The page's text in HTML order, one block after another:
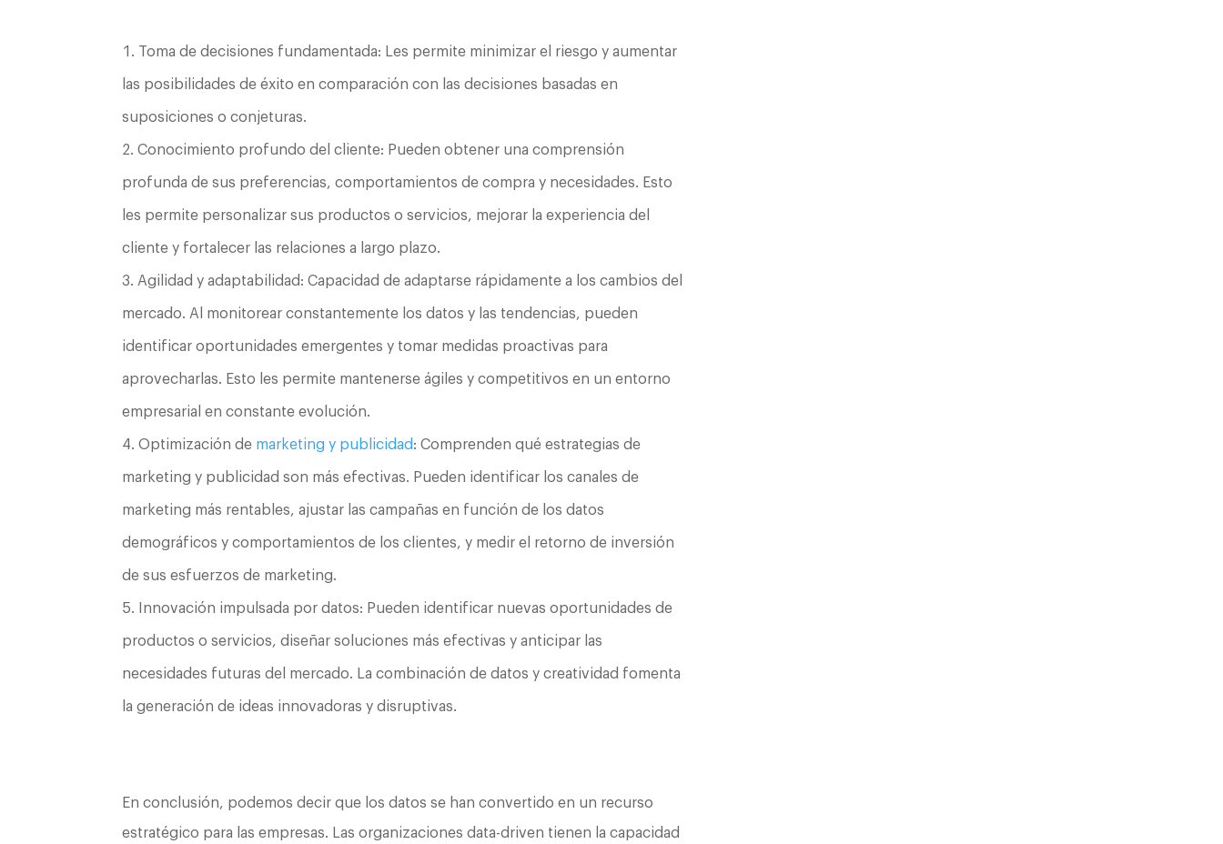
Toma de decisiones fundamentada: Les permite minimizar el riesgo y aumentar
las posibilidades de éxito en comparación con las decisiones basadas en
suposiciones o conjeturas.
Conocimiento profundo del cliente: Pueden obtener una comprensión
profunda de sus preferencias, comportamientos de compra y necesidades. Esto
les permite personalizar sus productos o servicios, mejorar la experiencia del
cliente y fortalecer las relaciones a largo plazo.
Agilidad y adaptabilidad: Capacidad de adaptarse rápidamente a los cambios del
mercado. Al monitorear constantemente los datos y las tendencias, pueden
identificar oportunidades emergentes y tomar medidas proactivas para
aprovecharlas. Esto les permite mantenerse ágiles y competitivos en un entorno
empresarial en constante evolución.
Optimización de marketing y publicidad: Comprenden qué estrategias de
marketing y publicidad son más efectivas. Pueden identificar los canales de
marketing más rentables, ajustar las campañas en función de los datos
demográficos y comportamientos de los clientes, y medir el retorno de inversión
de sus esfuerzos de marketing.
Innovación impulsada por datos: Pueden identificar nuevas oportunidades de
productos o servicios, diseñar soluciones más efectivas y anticipar las
necesidades futuras del mercado. La combinación de datos y creatividad fomenta
la generación de ideas innovadoras y disruptivas.
En conclusión, podemos decir que los datos se han convertido en un recurso
estratégico para las empresas. Las organizaciones data-driven tienen la capacidad